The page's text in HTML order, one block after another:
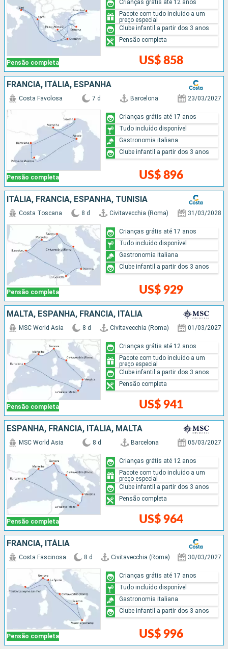
Pensão completa US$ 858
Crianças grátis até 12 anos
Pacote com tudo incluído a um
preço especial
Clube infantil a partir dos 3 anos
Pensão completa
FRANCIA, ITÁLIA, ESPANHA
Pensão completa
Costa Favolosa 7 d Barcelona 23/03/2027
US$ 896
Crianças grátis até 17 anos
Tudo incluído disponível
Gastronomia italiana
Clube infantil a partir dos 3 anos
ITÁLIA, FRANCIA, ESPANHA, TUNÍSIA
Pensão completa
Costa Toscana 8 d Civitavecchia (Roma) 31/03/2028
US$ 929
Crianças grátis até 17 anos
Tudo incluído disponível
Gastronomia italiana
Clube infantil a partir dos 3 anos
MALTA, ESPANHA, FRANCIA, ITÁLIA
Pensão completa
MSC World Asia 8 d Civitavecchia (Roma) 01/03/2027
US$ 941
Crianças grátis até 12 anos
Pacote com tudo incluído a um
preço especial
Clube infantil a partir dos 3 anos
Pensão completa
ESPANHA, FRANCIA, ITÁLIA, MALTA
Pensão completa
MSC World Asia 8 d Barcelona 05/03/2027
US$ 964
Crianças grátis até 12 anos
Pacote com tudo incluído a um
preço especial
Clube infantil a partir dos 3 anos
Pensão completa
FRANCIA, ITÁLIA
Pensão completa
Costa Fascinosa 8 d Civitavecchia (Roma) 30/03/2027
US$ 996
Crianças grátis até 17 anos
Tudo incluído disponível
Gastronomia italiana
Clube infantil a partir dos 3 anos